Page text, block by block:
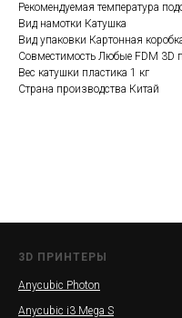
Рекомендуемая температура
Вид намотки Катушка
Вид упаковки Картонная
Совместимость Любые FDM 3D
Вес катушки пластика 1 кг
Страна производства Китай
3D ПРИНТЕРЫ
Anycubic Photon
Anycubic i3 Mega S